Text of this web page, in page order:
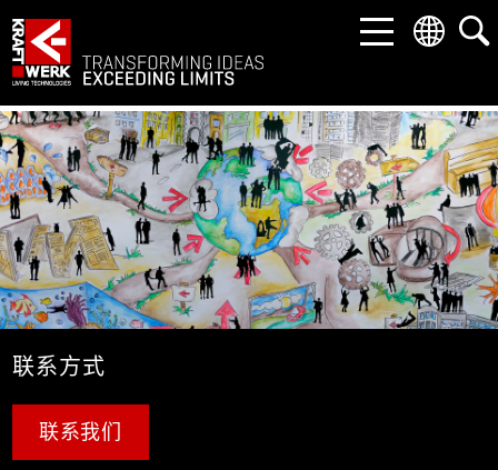
返回
市场
娱乐
工业和科技
博物馆和展览馆
返回
产品
幻变剧场
交钥匙景点
动感技术
返回
公司
关于我们
联系方式
资料下载
联系方式
联系我们